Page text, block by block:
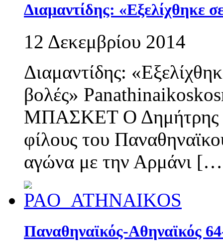
Διαμαντίδης: «Εξελίχθηκε
12 Δεκεμβρίου 2014
Διαμαντίδης:
βολές»
ΜΠΑΣΚΕΤ Ο Δημήτρης
φίλους του
αγώνα με την Αρμάνι
Παναθηναϊκός-Αθηναϊκός